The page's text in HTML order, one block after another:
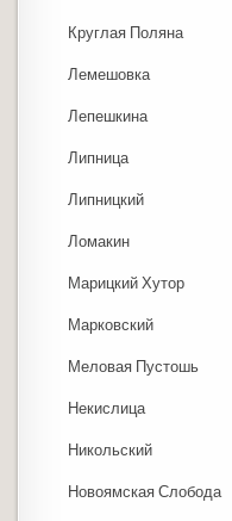
Круглая Поляна
Лемешовка
Лепешкина
Липница
Липницкий
Ломакин
Марицкий Хутор
Марковский
Меловая Пустошь
Некислица
Никольский
Новоямская Слобода